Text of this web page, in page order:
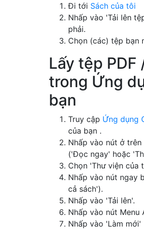
Đi tới Sách của tôi
Nhấp vào 'Tải lên
phải.
Chọn (các) tệp bạn
Lấy tệp PDF
trong Ứng
bạn
Truy cập Ứng dụng
của bạn .
Nhấp vào nút ở
('Đọc ngay' hoặc
Chọn 'Thư viện của
Nhấp vào nút ngay
cả sách').
Nhấp vào 'Tải lên'.
Nhấp vào nút Menu
Nhấp vào 'Làm mới'